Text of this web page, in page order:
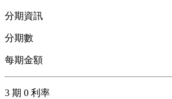
分期資訊
分期數
每期金額
3 期 0 利率